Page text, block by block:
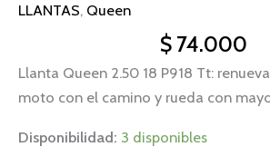
LLANTAS, Queen
$ 74.000
Llanta Queen 2.50 18 P918 Tt:
moto con el camino y rueda con
Disponibilidad: 3 disponibles